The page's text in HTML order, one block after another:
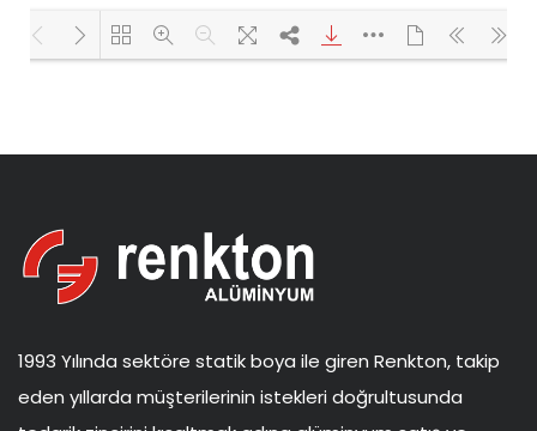
1993 Yılında sektöre statik boya ile giren Renkton, takip
eden yıllarda müşterilerinin istekleri doğrultusunda